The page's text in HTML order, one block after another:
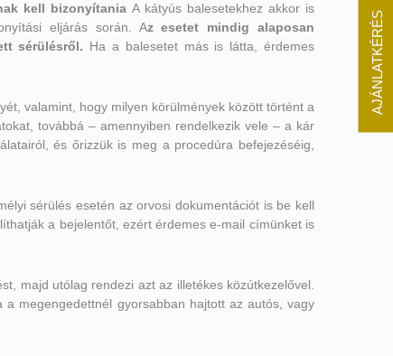
AJÁNLATKÉRÉS
kell bizonyítania A kátyús balesetekhez akkor is
eljárás során. Az esetet mindig alaposan
sérülésről. Ha a balesetet más is látta, érdemes
valamint, hogy milyen körülmények között történt a
továbbá – amennyiben rendelkezik vele – a kár
és őrizzük is meg a procedúra befejezéséig,
sérülés esetén az orvosi dokumentációt is be kell
a bejelentőt, ezért érdemes e-mail címünket is
majd utólag rendezi azt az illetékes közútkezelővel.
megengedettnél gyorsabban hajtott az autós, vagy